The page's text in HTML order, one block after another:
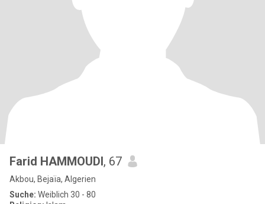
Farid HAMMOUDI, 67
Akbou, Bejaïa, Algerien
Suche: Weiblich 30 - 80